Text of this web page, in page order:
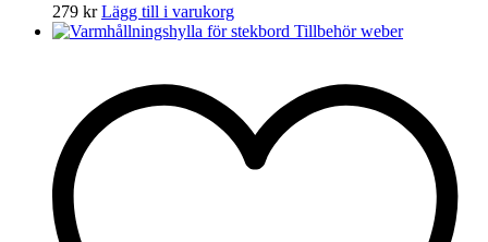
279 kr Lägg till i varukorg